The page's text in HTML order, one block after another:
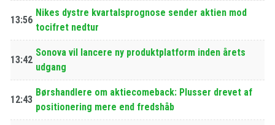
13:56
Nikes dystre kvartalsprognose sender aktien mod
tocifret nedtur
13:42
Sonova vil lancere ny produktplatform inden årets
udgang
12:43
Børshandlere om aktiecomeback: Plusser drevet af
positionering mere end fredshåb